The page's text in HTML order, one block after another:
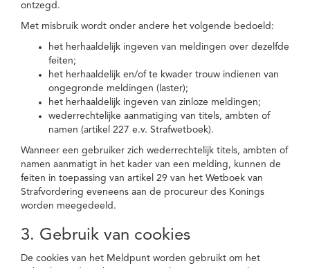
ontzegd.
Met misbruik wordt onder andere het volgende bedoeld:
het herhaaldelijk ingeven van meldingen over dezelfde
feiten;
het herhaaldelijk en/of te kwader trouw indienen van
ongegronde meldingen (laster);
het herhaaldelijk ingeven van zinloze meldingen;
wederrechtelijke aanmatiging van titels, ambten of
namen (artikel 227 e.v. Strafwetboek).
Wanneer een gebruiker zich wederrechtelijk titels, ambten of
namen aanmatigt in het kader van een melding, kunnen de
feiten in toepassing van artikel 29 van het Wetboek van
Strafvordering eveneens aan de procureur des Konings
worden meegedeeld.
3. Gebruik van cookies
De cookies van het Meldpunt worden gebruikt om het